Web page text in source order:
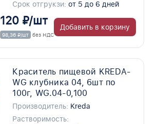
Срок отгрукзи: от 5 до 6 дней
120 ₽/шт
98,36 ₽/шт без НДС
Добавить в корзину
Краситель пищевой KREDA-
WG клубника 04, 6шт по
100г, WG.04-0,100
Производитель: Kreda
Растворимость: